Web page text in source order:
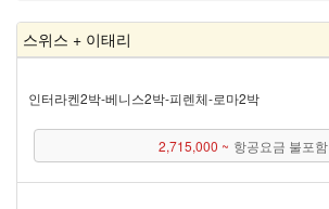
스위스 + 이태리
인터라켄 2박 - 베니스 2박 - 피렌체 - 로마 2박
2,715,000 ~ 항공요금 불포함